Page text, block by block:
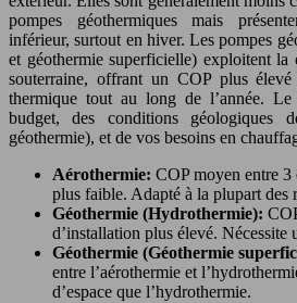
pompes géothermiques mais
inférieur, surtout en hiver. Les pompes
et géothermie superficielle) exploitent la
souterraine, offrant un COP plus
thermique tout au long de l’année.
budget, des conditions géologiques
géothermie), et de vos besoins en
Aérothermie: COP moyen entre 3
plus faible. Adapté à la plupart des
Géothermie (Hydrothermie):
d’installation plus élevé. Nécessite
Géothermie (Géothermie
entre l’aérothermie et
d’espace que l’hydrothermie.